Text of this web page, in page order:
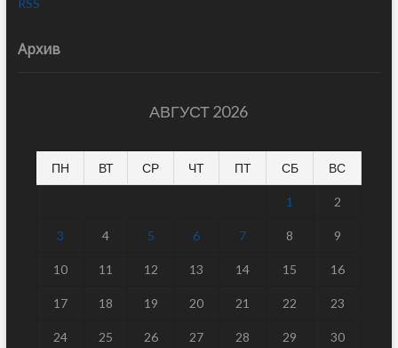
Архив
АВГУСТ 2026
ПН ВТ СР ЧТ ПТ СБ ВС
1 2
3 4 5 6 7 8 9
10 11 12 13 14 15 16
17 18 19 20 21 22 23
24 25 26 27 28 29 30